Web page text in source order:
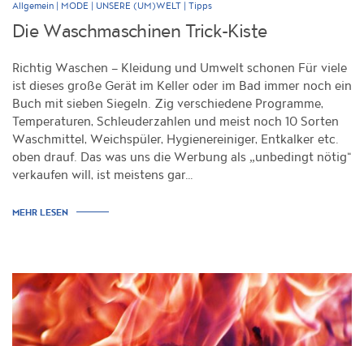
Allgemein
MODE UNSERE (UM)WELT Tipps
Die Waschmaschinen Trick-Kiste
Richtig Waschen – Kleidung und Umwelt schonen Für viele
ist dieses große Gerät im Keller oder im Bad immer noch ein
Buch mit sieben Siegeln. Zig verschiedene Programme,
Temperaturen, Schleuderzahlen und meist noch 10 Sorten
Waschmittel, Weichspüler, Hygienereiniger, Entkalker etc.
oben drauf. Das was uns die Werbung als „unbedingt nötig“
verkaufen will, ist meistens gar…
MEHR LESEN